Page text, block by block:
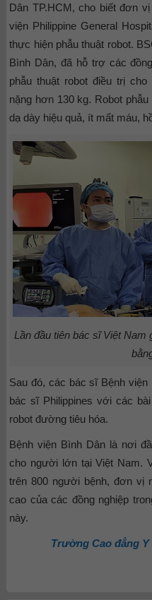
Dân TP.HCM, cho biết đơn
viện Philippine General
thực hiện phẫu thuật robot.
Bình Dân, đã hỗ trợ các
phẫu thuật robot điều trị
nặng hơn 130 kg. Robot
dạ dày hiệu quả, ít mất máu,
Lần đầu tiên bác sĩ Việt Nam
Sau đó, các bác sĩ Bệnh
bác sĩ Philippines với các
robot đường tiêu hóa.
Bệnh viện Bình Dân là nơi
cho người lớn tại Việt Nam.
trên 800 người bệnh, đơn vị
cao của các đồng nghiệp
này.
Trường Cao đẳng